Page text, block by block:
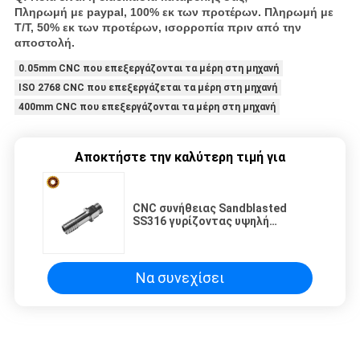
Πληρωμή με paypal, 100% εκ των προτέρων. Πληρωμή με
T/T, 50% εκ των προτέρων, ισορροπία πριν από την
αποστολή.
0.05mm CNC που επεξεργάζονται τα μέρη στη μηχανή
ISO 2768 CNC που επεξεργάζεται τα μέρη στη μηχανή
400mm CNC που επεξεργάζονται τα μέρη στη μηχανή
Αποκτήστε την καλύτερη τιμή για
CNC συνήθειας Sandblasted
SS316 γυρίζοντας υψηλή
Να συνεχίσει